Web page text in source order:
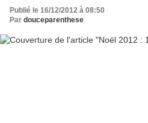
Publié le 16/12/2012 à 08:50
Par douceparenthese